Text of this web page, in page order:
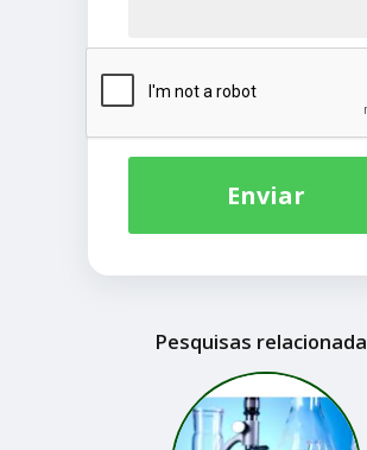
Enviar
Pesquisas